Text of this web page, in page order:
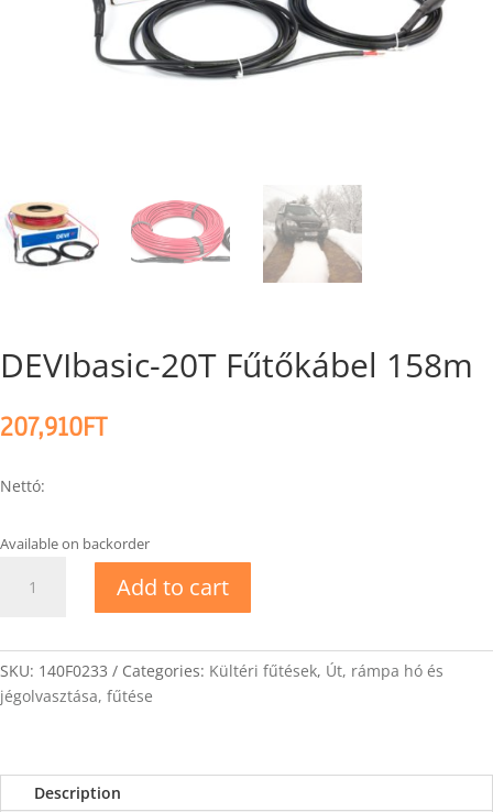
DEVIbasic-20T Fűtőkábel 158m
207,910FT
Nettó:
Available on backorder
quantity
Add to cart
SKU: 140F0233 Categories: Kültéri fűtések, Út, rámpa hó és
jégolvasztása, fűtése
Description